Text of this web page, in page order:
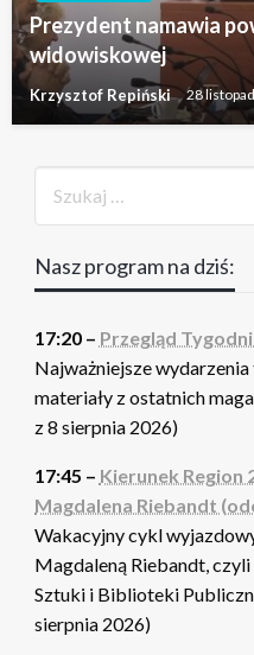
Prezydent namawia
widowiskowej
Krzysztof Repiński 28
Nasz program na dziś:
17:20 – Przegląd
Najważniejsze
materiały z ostatnich
z 8 sierpnia 2026)
17:45 – Kierunek Region
Magdalena Riebandt
Wakacyjny cykl
Magdaleną Riebandt,
Sztuki i Biblioteki
sierpnia 2026)